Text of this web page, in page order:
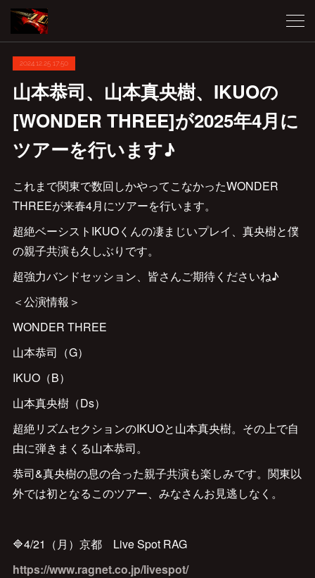
2024.12.25 17:50
山本恭司、山本真央樹、IKUOの
[WONDER THREE]が2025年4月に
ツアーを行います♪
これまで関東で数回しかやってこなかったWONDER
THREEが来春4月にツアーを行います。
超絶ベーシストIKUOくんの凄まじいプレイ、真央樹と僕
の親子共演も久しぶりです。
超強力バンドセッション、皆さんご期待くださいね♪
＜公演情報＞
WONDER THREE
山本恭司（G）
IKUO（B）
山本真央樹（Ds）
超絶リズムセクションのIKUOと山本真央樹。その上で自
由に弾きまくる山本恭司。
恭司&真央樹の息の合った親子共演も楽しみです。関東以
外では初となるこのツアー、みなさんお見逃しなく。
🔷4/21（月）京都 Live Spot RAG
https://www.ragnet.co.jp/livespot/